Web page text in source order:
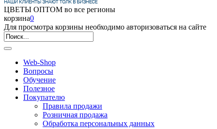
ЦВЕТЫ ОПТОМ во все регионы
корзина0
Для просмотра корзины необходимо авторизоваться на сайте
Web-Shop
Вопросы
Обучение
Полезное
Покупателю
Правила продажи
Розничная продажа
Обработка персональных данных